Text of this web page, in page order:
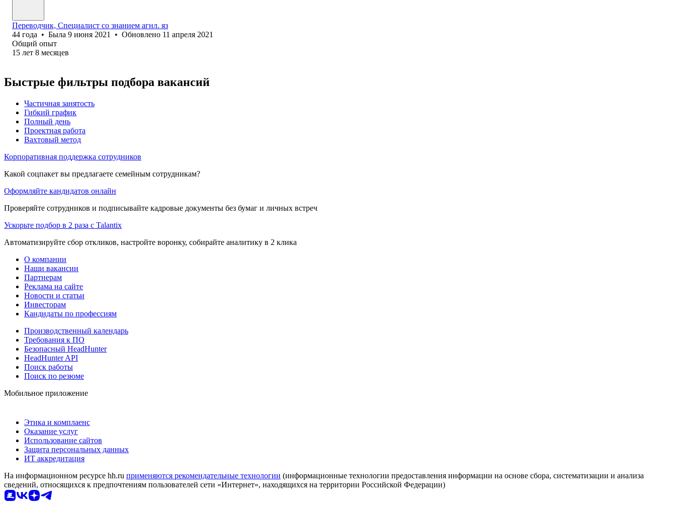
Переводчик, Специалист со знанием агнл. яз
44 года • Была 9 июня 2021 • Обновлено 11 апреля 2021
Общий опыт
15 лет 8 месяцев
Быстрые фильтры подбора вакансий
Частичная занятость
Гибкий график
Полный день
Проектная работа
Вахтовый метод
Корпоративная поддержка сотрудников
Какой соцпакет вы предлагаете семейным сотрудникам?
Оформляйте кандидатов онлайн
Проверяйте сотрудников и подписывайте кадровые документы без бумаг и личных встреч
Ускорьте подбор в 2 раза с Talantix
Автоматизируйте сбор откликов, настройте воронку, собирайте аналитику в 2 клика
О компании
Наши вакансии
Партнерам
Реклама на сайте
Новости и статьи
Инвесторам
Кандидаты по профессиям
Производственный календарь
Требования к ПО
Безопасный HeadHunter
HeadHunter API
Поиск работы
Поиск по резюме
Мобильное приложение
Этика и комплаенс
Оказание услуг
Использование сайтов
Защита персональных данных
ИТ аккредитация
На информационном ресурсе hh.ru применяются рекомендательные технологии (информационные технологии предоставления информации на основе сбора, систематизации и анализа
сведений, относящихся к предпочтениям пользователей сети «Интернет», находящихся на территории Российской Федерации)